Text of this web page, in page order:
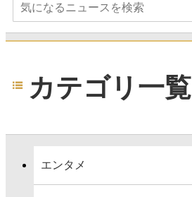
カテゴリ一覧
エンタメ